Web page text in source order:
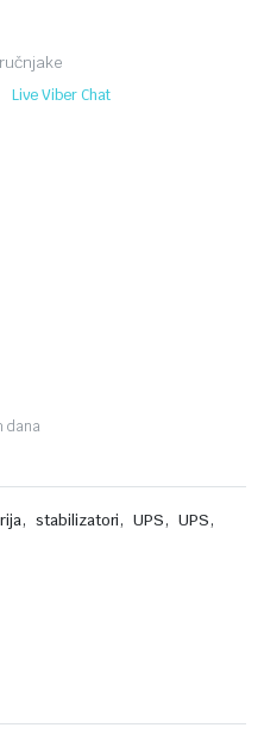
Live Viber Chat
dana
, stabilizatori, UPS, UPS,